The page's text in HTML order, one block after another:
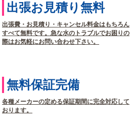
出張お見積り無料
出張費・お見積り・キャンセル料金はもちろん
すべて無料です。急な水のトラブルでお困りの
際はお気軽にお問い合わせ下さい。
無料保証完備
各種メーカーの定める保証期間に完全対応して
おります。